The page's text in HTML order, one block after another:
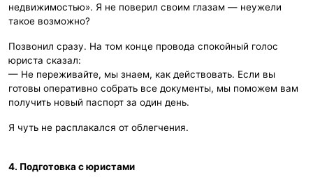
недвижимостью». Я не поверил своим глазам — неужели
такое возможно?
Позвонил сразу. На том конце провода спокойный голос
юриста сказал:
— Не переживайте, мы знаем, как действовать. Если вы
готовы оперативно собрать все документы, мы поможем вам
получить новый паспорт за один день.
Я чуть не расплакался от облегчения.
4. Подготовка с юристами